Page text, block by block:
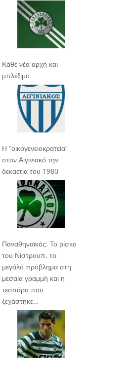
Κάθε νέα αρχή και
μπλέξιμο
Η “οικογενειοκρατεία”
στον Αιγινιακό την
δεκαετία του 1980
Παναθηναϊκός: Το ρίσκο
του Νίστρουπ, το
μεγάλο πρόβλημα στη
μεσαία γραμμή και η
τεσσάρα που
ξεχάστηκε…